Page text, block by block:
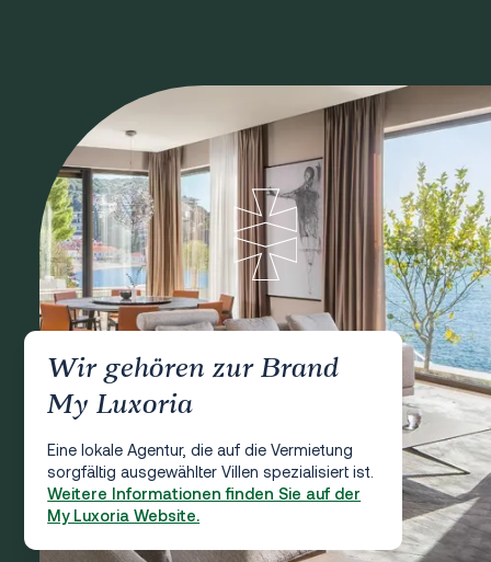
Wir gehören zur Brand
My Luxoria
Eine lokale Agentur, die auf die Vermietung
sorgfältig ausgewählter Villen spezialisiert ist.
Weitere Informationen finden Sie auf der
My Luxoria Website.